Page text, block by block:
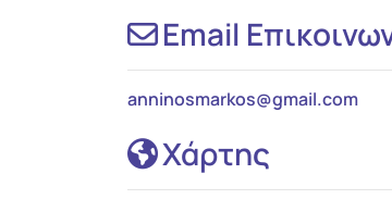
Email
anninosmarkos@gmail.com
Χάρτης